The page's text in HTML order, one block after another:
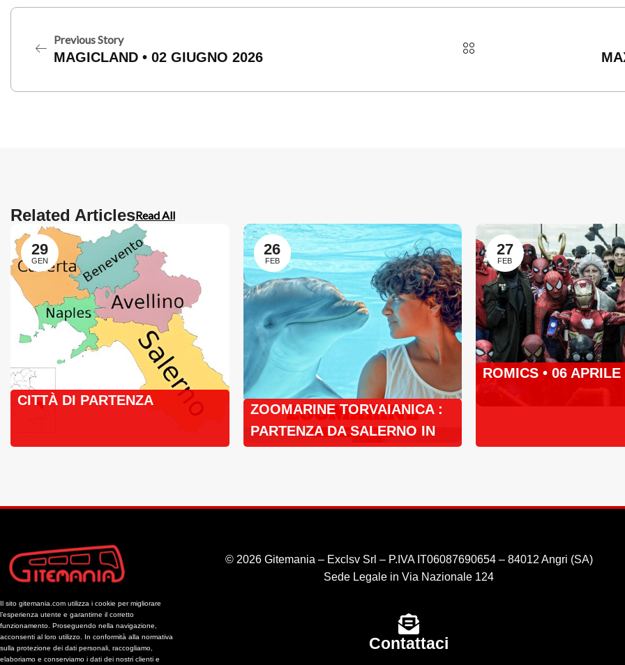
Previous Story
MAGICLAND • 02 GIUGNO 2026
Related ArticlesRead All
29
GEN
CITTÀ DI PARTENZA
26
FEB
ZOOMARINE TORVAIANICA :
PARTENZA DA SALERNO IN
27
FEB
ROMICS • 06 APRILE
Il sito gitemania.com utilizza i cookie per migliorare
l’esperienza utente e garantirne il corretto
funzionamento. Proseguendo nella navigazione,
acconsenti al loro utilizzo. In conformità alla normativa
sulla protezione dei dati personali, raccogliamo,
elaboriamo e conserviamo i dati dei nostri clienti e
© 2026 Gitemania – Exclsv Srl – P.IVA IT06087690654 – 84012 Angri (SA)
Sede Legale in Via Nazionale 124
Contattaci